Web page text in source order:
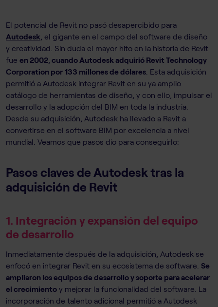
El potencial de Revit no pasó desapercibido para
Autodesk , el gigante en el campo del software de diseño
y creatividad. Sin duda el mayor hito en la historia de Revit
fue en 2002 cuando Autodesk adquirió Revit Technology
Corporation por 133 millones de dólares . Esta adquisición
permitió a Autodesk integrar Revit en su ya amplio
catálogo de herramientas de diseño, y con ello, impulsar el
desarrollo y la adopción del BIM en toda la industria.
Desde su adquisición, Autodesk ha llevado a Revit a
convertirse en el software BIM por excelencia a nivel
mundial. Veamos que pasos dio para conseguirlo:
Pasos claves de Autodesk tras la
adquisición de Revit
1. Integración y expansión del equipo
de desarrollo
Inmediatamente después de la adquisición, Autodesk se
enfocó en integrar Revit en su ecosistema de software. Se
ampliaron los equipos de desarrollo y soporte para acelerar
el crecimiento y mejorar la funcionalidad del software. La
incorporación de talento adicional permitió a Autodesk